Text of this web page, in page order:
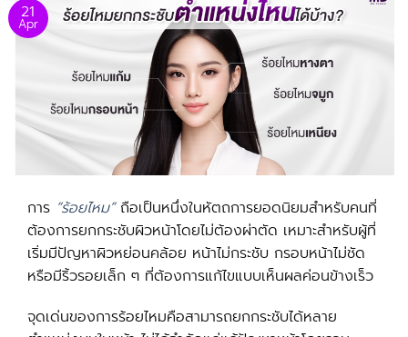
21
Apr
การ “ร้อยไหม” ถือเป็นหนึ่งในหัตถการยอดนิยมสำหรับคนที่
ต้องการยกกระชับผิวหน้าโดยไม่ต้องผ่าตัด เหมาะสำหรับผู้ที่
เริ่มมีปัญหาผิวหย่อนคล้อย หน้าไม่กระชับ กรอบหน้าไม่ชัด
หรือมีริ้วรอยเล็ก ๆ ที่ต้องการแก้ไขแบบเห็นผลค่อนข้างเร็ว
จุดเด่นของการร้อยไหมคือสามารถยกกระชับได้หลาย